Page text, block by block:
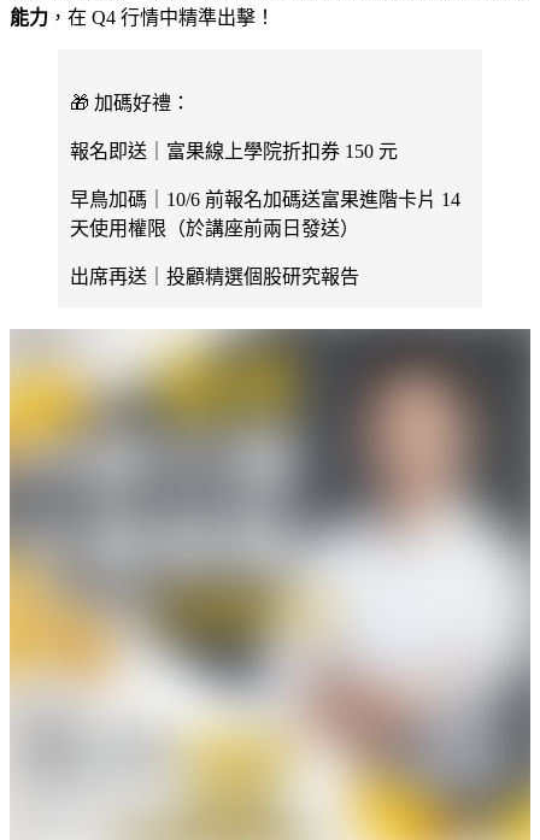
能力 ，在 Q4 行情中精準出擊！
🎁 加碼好禮：
報名即送｜富果線上學院折扣券 150 元
早鳥加碼｜10/6 前報名加碼送富果進階卡片 14
天使用權限（於講座前兩日發送）
出席再送｜投顧精選個股研究報告